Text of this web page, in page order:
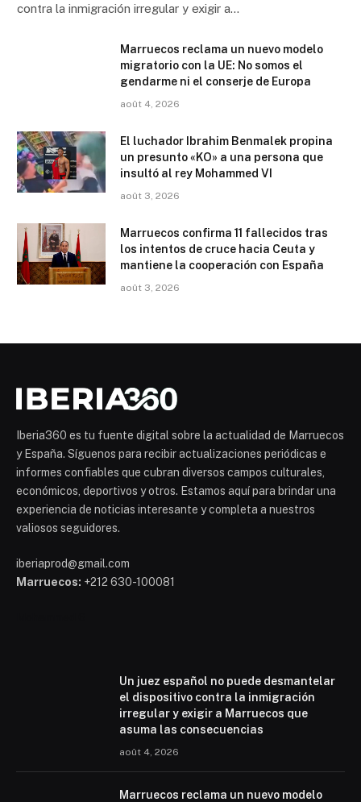
contra la inmigración irregular y exigir a…
Marruecos reclama un nuevo modelo
migratorio con la UE: No somos el
gendarme ni el conserje de Europa
août 4, 2026
El luchador Ibrahim Benmalek propina
un presunto «KO» a una persona que
insultó al rey Mohammed VI
août 3, 2026
Marruecos confirma 11 fallecidos tras
los intentos de cruce hacia Ceuta y
mantiene la cooperación con España
août 3, 2026
Iberia360 es tu fuente digital sobre la actualidad de Marruecos
y España. Síguenos para recibir actualizaciones periódicas e
informes confiables que cubran diversos campos culturales,
económicos, deportivos y otros. Estamos aquí para brindar una
experiencia de noticias interesante y completa a nuestros
valiosos seguidores.
iberiaprod@gmail.com
Marruecos: +212 630-100081
Un juez español no puede desmantelar
el dispositivo contra la inmigración
irregular y exigir a Marruecos que
asuma las consecuencias
août 4, 2026
Marruecos reclama un nuevo modelo